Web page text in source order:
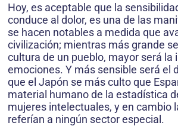
Hoy, es aceptable que la
conduce al dolor, es una de las
se hacen notables a medida que
civilización; mientras más grande
cultura de un pueblo, mayor será la
emociones. Y más sensible será el
que el Japón se más culto que
material humano de la estadística
mujeres intelectuales, y en cambio
referían a ningún sector especial.